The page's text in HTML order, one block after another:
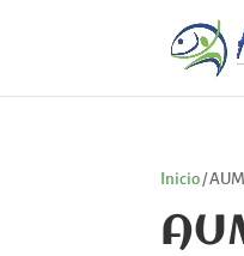
Inicio/